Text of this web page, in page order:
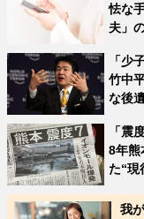
怯な
夫」
「少
竹中
な後
「震
8年熊
た“現
我